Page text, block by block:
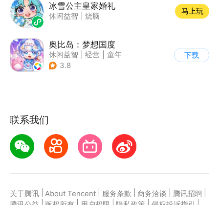
冰雪公主皇家婚礼
休闲益智 烧脑
马上玩
奥比岛：梦想国度
休闲益智 经营
童年
| 萌系
3.8
下载
联系我们
关于腾讯 About Tencent 服务条款 商务洽谈 腾讯招聘